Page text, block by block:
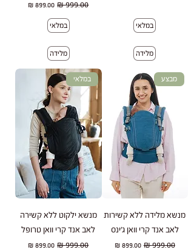
במלאי
מלידה
מחיר רגיל‏999.00 ‏₪ מחיר מבצע
במלאי
מלידה
מבצע
מנשא מלידה ללא קשירות
לאב אנד קרי וואן ג'ינס
מחיר רגיל‏999.00 ‏₪ מחיר מבצע‏899.00 ‏₪
במלאי
מנשא ילקוט ללא קשירה
לאב אנד קרי וואן טרופל
מחיר רגיל‏999.00 ‏₪ מחיר מבצע